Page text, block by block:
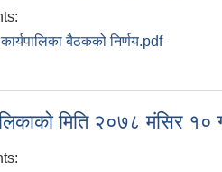
बैठकको निर्णय.pdf
मिति २०७८ मंसिर